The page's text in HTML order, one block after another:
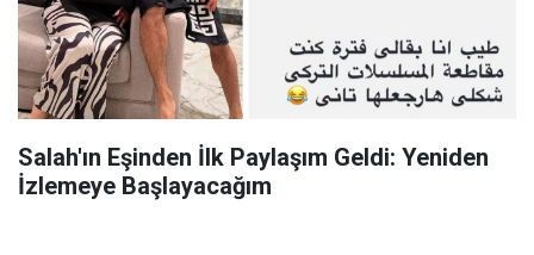
Salah'ın Eşinden İlk Paylaşım Geldi: Yeniden
İzlemeye Başlayacağım